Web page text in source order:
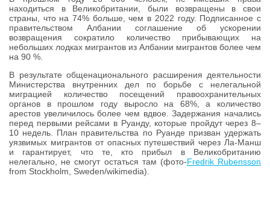
находиться в Великобритании, были возвращены в свои
страны, что на 74% больше, чем в 2022 году. Подписанное с
правительством Албании соглашение об ускорении
возвращения сократило количество прибывающих на
небольших лодках мигрантов из Албании мигрантов более чем
на 90 %.
В результате общенационального расширения деятельности
Министерства внутренних дел по борьбе с нелегальной
миграцией количество посещений правоохранительных
органов в прошлом году выросло на 68%, а количество
арестов увеличилось более чем вдвое. Задержания начались
перед первыми рейсами в Руанду, которые пройдут через 8–
10 недель. План правительства по Руанде призван удержать
уязвимых мигрантов от опасных путешествий через Ла-Манш
и гарантирует, что те, кто прибыл в Великобританию
нелегально, не смогут остаться там (фото-Fredrik Rubensson
from Stockholm, Sweden/wikimedia).